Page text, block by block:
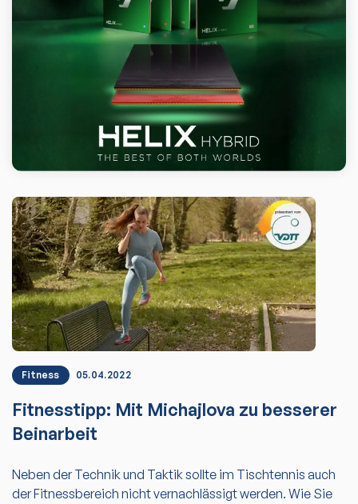
Fitness 05.04.2022
Fitnesstipp: Mit Michajlova zu besserer
Beinarbeit
Neben der Technik und Taktik sollte im Tischtennis auch
der Fitnessbereich nicht vernachlässigt werden. Wie Sie